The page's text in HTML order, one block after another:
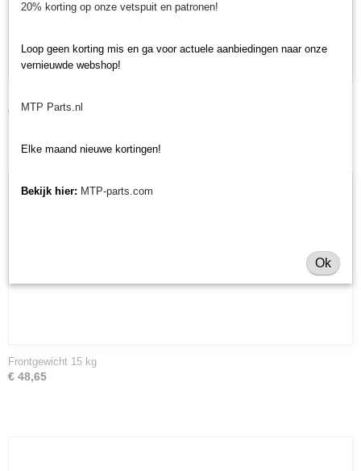
€ 34,48
Frontgewicht 15 kg
€ 48,65
20% korting op onze vetspuit en patronen!
Loop geen korting mis en ga voor actuele aanbiedingen naar onze
vernieuwde webshop!
MTP Parts.nl
Elke maand nieuwe kortingen!
Bekijk hier: MTP-parts.com
Ok